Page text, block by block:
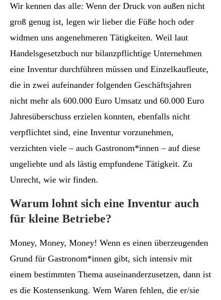
Wir kennen das alle: Wenn der Druck von außen nicht
groß genug ist, legen wir lieber die Füße hoch oder
widmen uns angenehmeren Tätigkeiten. Weil laut
Handelsgesetzbuch nur bilanzpflichtige Unternehmen
eine Inventur durchführen müssen und Einzelkaufleute,
die in zwei aufeinander folgenden Geschäftsjahren
nicht mehr als 600.000 Euro Umsatz und 60.000 Euro
Jahresüberschuss erzielen konnten, ebenfalls nicht
verpflichtet sind, eine Inventur vorzunehmen,
verzichten viele – auch Gastronom*innen – auf diese
ungeliebte und als lästig empfundene Tätigkeit. Zu
Unrecht, wie wir finden.
Warum lohnt sich eine Inventur auch
für kleine Betriebe?
Money, Money, Money! Wenn es einen überzeugenden
Grund für Gastronom*innen gibt, sich intensiv mit
einem bestimmten Thema auseinanderzusetzen, dann ist
es die Kostensenkung. Wem Waren fehlen, die er/sie